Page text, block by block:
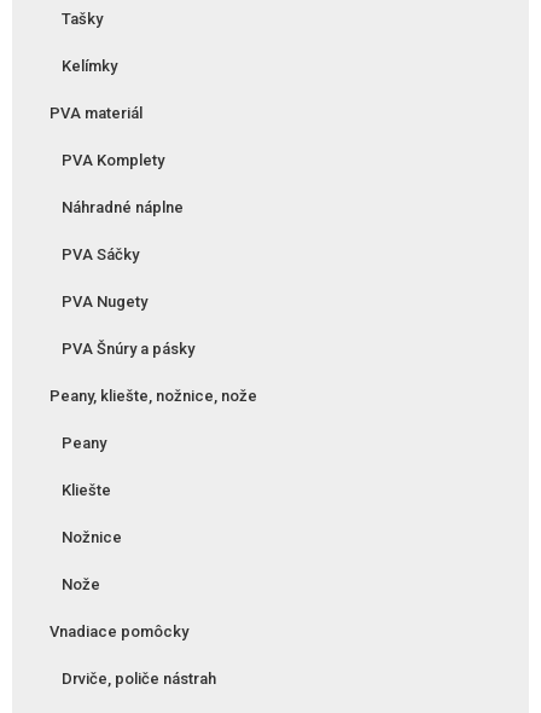
Tašky
Kelímky
PVA materiál
PVA Komplety
Náhradné náplne
PVA Sáčky
PVA Nugety
PVA Šnúry a pásky
Peany, kliešte, nožnice, nože
Peany
Kliešte
Nožnice
Nože
Vnadiace pomôcky
Drviče, poliče nástrah